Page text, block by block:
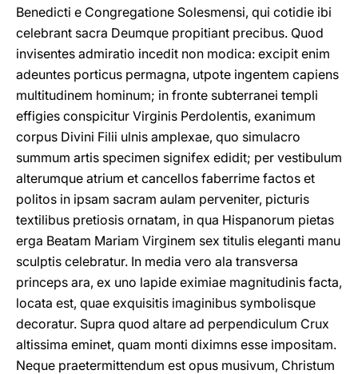
Benedicti e Congregatione Solesmensi, qui cotidie ibi
celebrant sacra Deumque propitiant precibus. Quod
invisentes admiratio incedit non modica: excipit enim
adeuntes porticus permagna, utpote ingentem capiens
multitudinem hominum; in fronte subterranei templi
effigies conspicitur Virginis Perdolentis, exanimum
corpus Divini Filii ulnis amplexae, quo simulacro
summum artis specimen signifex edidit; per vestibulum
alterumque atrium et cancellos faberrime factos et
politos in ipsam sacram aulam perveniter, picturis
textilibus pretiosis ornatam, in qua Hispanorum pietas
erga Beatam Mariam Virginem sex titulis eleganti manu
sculptis celebratur. In media vero ala transversa
princeps ara, ex uno lapide eximiae magnitudinis facta,
locata est, quae exquisitis imaginibus symbolisque
decoratur. Supra quod altare ad perpendiculum Crux
altissima eminet, quam monti diximns esse impositam.
Neque praetermittendum est opus musivum, Christum